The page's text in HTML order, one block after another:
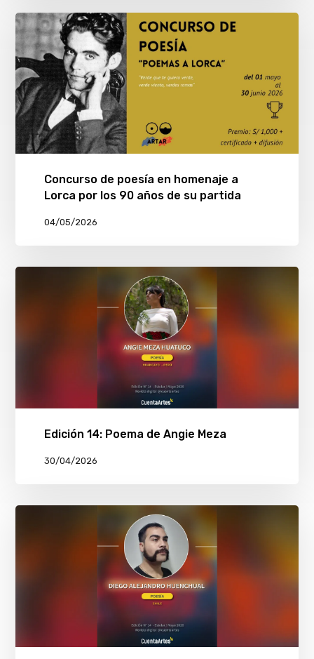
Concurso de poesía en homenaje a
Lorca por los 90 años de su partida
04/05/2026
Edición 14: Poema de Angie Meza
30/04/2026